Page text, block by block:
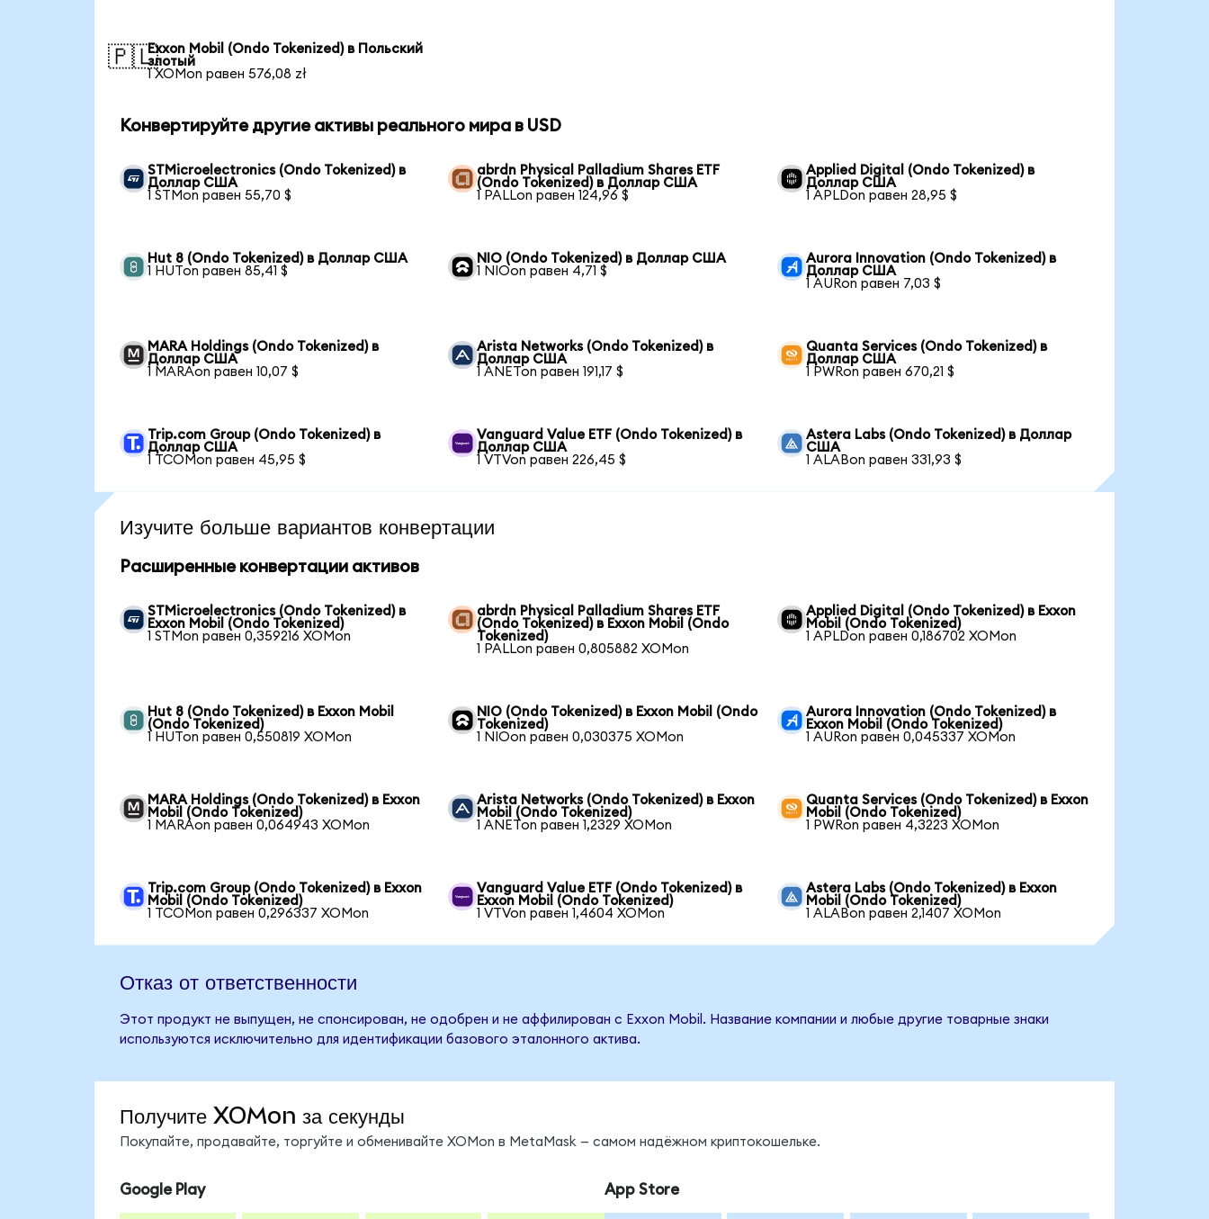
🇵🇱Exxon Mobil (Ondo Tokenized) в Польский
злотый
1 XOMon равен 576,08 zł
Конвертируйте другие активы реального мира в USD
STMicroelectronics (Ondo Tokenized) в
Доллар США
1 STMon равен 55,70 $
abrdn Physical Palladium Shares ETF
(Ondo Tokenized) в Доллар США
1 PALLon равен 124,96 $
Applied Digital (Ondo Tokenized) в
Доллар США
1 APLDon равен 28,95 $
Hut 8 (Ondo Tokenized) в Доллар США
1 HUTon равен 85,41 $
NIO (Ondo Tokenized) в Доллар США
1 NIOon равен 4,71 $
Aurora Innovation (Ondo Tokenized) в
Доллар США
1 AURon равен 7,03 $
MARA Holdings (Ondo Tokenized) в
Доллар США
1 MARAon равен 10,07 $
Arista Networks (Ondo Tokenized) в
Доллар США
1 ANETon равен 191,17 $
Quanta Services (Ondo Tokenized) в
Доллар США
1 PWRon равен 670,21 $
Trip.com Group (Ondo Tokenized) в
Доллар США
1 TCOMon равен 45,95 $
Vanguard Value ETF (Ondo Tokenized) в
Доллар США
1 VTVon равен 226,45 $
Astera Labs (Ondo Tokenized) в Доллар
США
1 ALABon равен 331,93 $
Изучите больше вариантов конвертации
Расширенные конвертации активов
STMicroelectronics (Ondo Tokenized) в
Exxon Mobil (Ondo Tokenized)
1 STMon равен 0,359216 XOMon
abrdn Physical Palladium Shares ETF
(Ondo Tokenized) в Exxon Mobil (Ondo
Tokenized)
1 PALLon равен 0,805882 XOMon
Applied Digital (Ondo Tokenized) в Exxon
Mobil (Ondo Tokenized)
1 APLDon равен 0,186702 XOMon
Hut 8 (Ondo Tokenized) в Exxon Mobil
(Ondo Tokenized)
1 HUTon равен 0,550819 XOMon
NIO (Ondo Tokenized) в Exxon Mobil (Ondo
Tokenized)
1 NIOon равен 0,030375 XOMon
Aurora Innovation (Ondo Tokenized) в
Exxon Mobil (Ondo Tokenized)
1 AURon равен 0,045337 XOMon
MARA Holdings (Ondo Tokenized) в Exxon
Mobil (Ondo Tokenized)
1 MARAon равен 0,064943 XOMon
Arista Networks (Ondo Tokenized) в Exxon
Mobil (Ondo Tokenized)
1 ANETon равен 1,2329 XOMon
Quanta Services (Ondo Tokenized) в Exxon
Mobil (Ondo Tokenized)
1 PWRon равен 4,3223 XOMon
Trip.com Group (Ondo Tokenized) в Exxon
Mobil (Ondo Tokenized)
1 TCOMon равен 0,296337 XOMon
Vanguard Value ETF (Ondo Tokenized) в
Exxon Mobil (Ondo Tokenized)
1 VTVon равен 1,4604 XOMon
Astera Labs (Ondo Tokenized) в Exxon
Mobil (Ondo Tokenized)
1 ALABon равен 2,1407 XOMon
Отказ от ответственности
Этот продукт не выпущен, не спонсирован, не одобрен и не аффилирован с Exxon Mobil. Название компании и любые другие товарные знаки
используются исключительно для идентификации базового эталонного актива.
Получите XOMon за секунды
Покупайте, продавайте, торгуйте и обменивайте XOMon в MetaMask — самом надёжном криптокошельке.
Google Play App Store